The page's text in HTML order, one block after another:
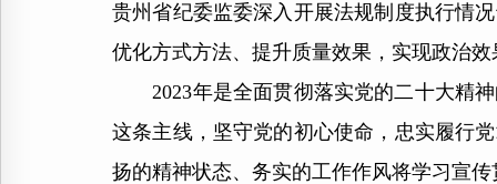
贵州省纪委监委深入开展法规制度执行情
优化方式方法、提升质量效果，实现政治
2023年是全面贯彻落实党的二十大精神
这条主线，坚守党的初心使命，忠实履行
扬的精神状态、务实的工作作风将学习宣